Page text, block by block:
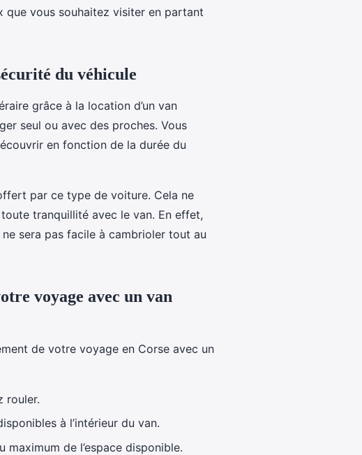
que vous souhaitez visiter en partant
du véhicule
grâce à la location d’un van
seul ou avec des proches. Vous
en fonction de la durée du
par ce type de voiture. Cela ne
tranquillité avec le van. En effet,
sera pas facile à cambrioler tout au
voyage avec un van
de votre voyage en Corse avec un
rouler.
à l’intérieur du van.
maximum de l’espace disponible.